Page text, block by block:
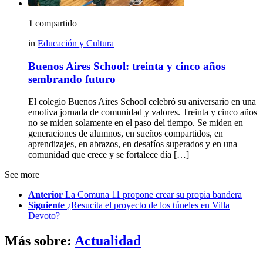
1 compartido
in Educación y Cultura
Buenos Aires School: treinta y cinco años
sembrando futuro
El colegio Buenos Aires School celebró su aniversario en una
emotiva jornada de comunidad y valores. Treinta y cinco años
no se miden solamente en el paso del tiempo. Se miden en
generaciones de alumnos, en sueños compartidos, en
aprendizajes, en abrazos, en desafíos superados y en una
comunidad que crece y se fortalece día […]
See more
Anterior La Comuna 11 propone crear su propia bandera
Siguiente ¿Resucita el proyecto de los túneles en Villa
Devoto?
Más sobre: Actualidad